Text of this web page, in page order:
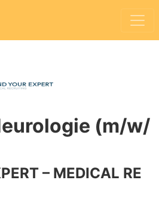
(m/w/
– MEDICAL RE